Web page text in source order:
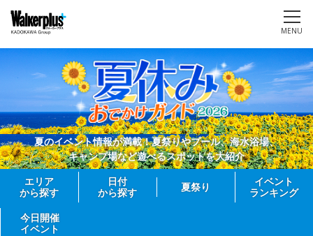
MENU
夏のイベント情報が満載！夏祭りやプール、海水浴場、
キャンプ場など遊べるスポットを大紹介
エリア
から探す
日付
から探す
夏祭り
イベント
ランキング
今日開催
イベント